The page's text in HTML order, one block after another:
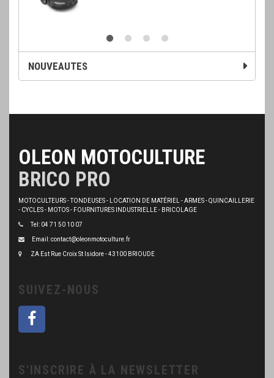
NOUVEAUTES
OLEON MOTOCULTURE
BRICO PRO
MOTOCULTEURS - TONDEUSES - LOCATION DE MATÉRIEL - ARMES - QUINCAILLERIE
- CYCLES - MOTOS - FOURNITURES INDUSTRIELLE - BRICOLAGE
Tel: 04 71 50 10 07
Email: contact@oleonmotoculture.fr
ZA Est Rue Croix St Isidore - 43100 BRIOUDE
SUIVEZ-NOUS
S'INSCRIRE À LA NEWSLETTER